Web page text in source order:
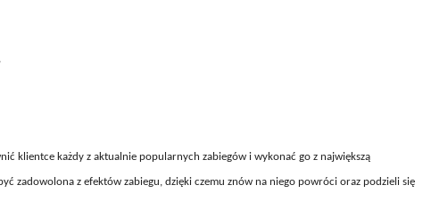
klientce każdy z aktualnie popularnych zabiegów i wykonać go z największą
zadowolona z efektów zabiegu, dzięki czemu znów na niego powróci oraz podzieli się